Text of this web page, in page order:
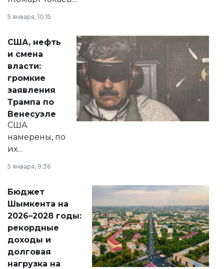
сразу несколько
актуальных тем —
от слухов о
политических
реформах до
вопросов армии,
экономики и
личного здоровья.
5 января, 10:15
США, нефть
и смена
власти:
громкие
заявления
Трампа по
Венесуэле
США
намерены, по
их
принести
народу
Венесуэлы.
5 января, 9:36
Бюджет
Шымкента на
2026–2028 годы:
рекордные
доходы и
долговая
нагрузка на